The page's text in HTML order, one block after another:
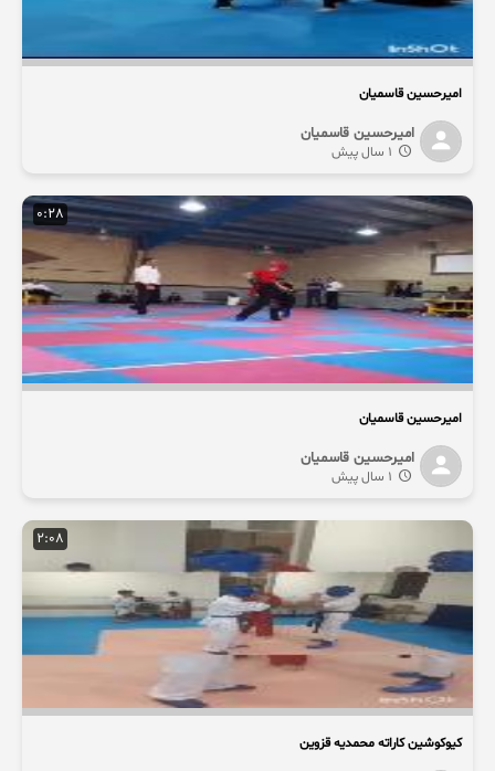
امیرحسین قاسمیان
امیرحسین قاسمیان
0:28
امیرحسین قاسمیان
امیرحسین قاسمیان
2:08
کیوکوشین کاراته محمدیه قزوین